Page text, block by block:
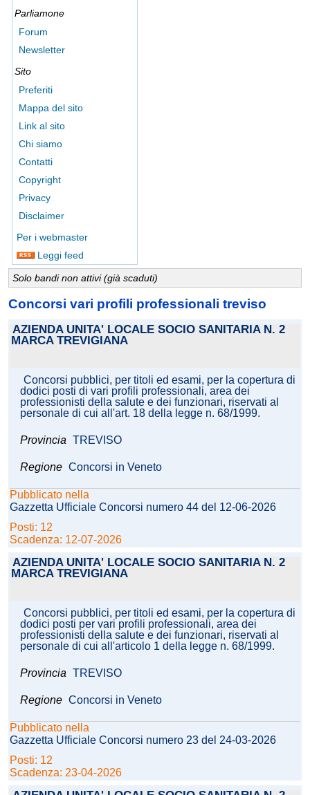
Parliamone
Forum
Newsletter
Sito
Preferiti
Mappa del sito
Link al sito
Chi siamo
Contatti
Copyright
Privacy
Disclaimer
Per i webmaster
Leggi feed
Solo bandi non attivi (già scaduti)
Concorsi vari profili professionali treviso
AZIENDA UNITA' LOCALE SOCIO SANITARIA N. 2
MARCA TREVIGIANA
Concorsi pubblici, per titoli ed esami, per la copertura di
dodici posti di vari profili professionali, area dei
professionisti della salute e dei funzionari, riservati al
personale di cui all'art. 18 della legge n. 68/1999.
Provincia TREVISO
Regione Concorsi in Veneto
Pubblicato nella
Gazzetta Ufficiale Concorsi numero 44 del 12-06-2026
Posti: 12
Scadenza: 12-07-2026
AZIENDA UNITA' LOCALE SOCIO SANITARIA N. 2
MARCA TREVIGIANA
Concorsi pubblici, per titoli ed esami, per la copertura di
dodici posti per vari profili professionali, area dei
professionisti della salute e dei funzionari, riservati al
personale di cui all'articolo 1 della legge n. 68/1999.
Provincia TREVISO
Regione Concorsi in Veneto
Pubblicato nella
Gazzetta Ufficiale Concorsi numero 23 del 24-03-2026
Posti: 12
Scadenza: 23-04-2026